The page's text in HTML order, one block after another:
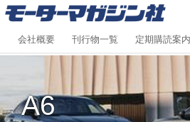
会社概要 刊行物一覧 定期購読案内
A6